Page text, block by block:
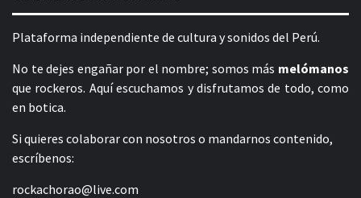
Plataforma independiente de cultura y sonidos del Perú.
No te dejes engañar por el nombre; somos más melómanos
que rockeros. Aquí escuchamos y disfrutamos de todo, como
en botica.
Si quieres colaborar con nosotros o mandarnos contenido,
escríbenos:
rockachorao@live.com